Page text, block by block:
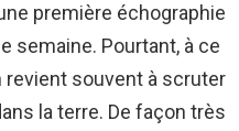
première échographie
semaine. Pourtant, à ce
revient souvent à scruter
la terre. De façon très